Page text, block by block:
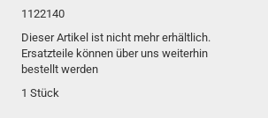
1122140
Dieser Artikel ist nicht mehr erhältlich.
Ersatzteile können über uns weiterhin
bestellt werden
1 Stück